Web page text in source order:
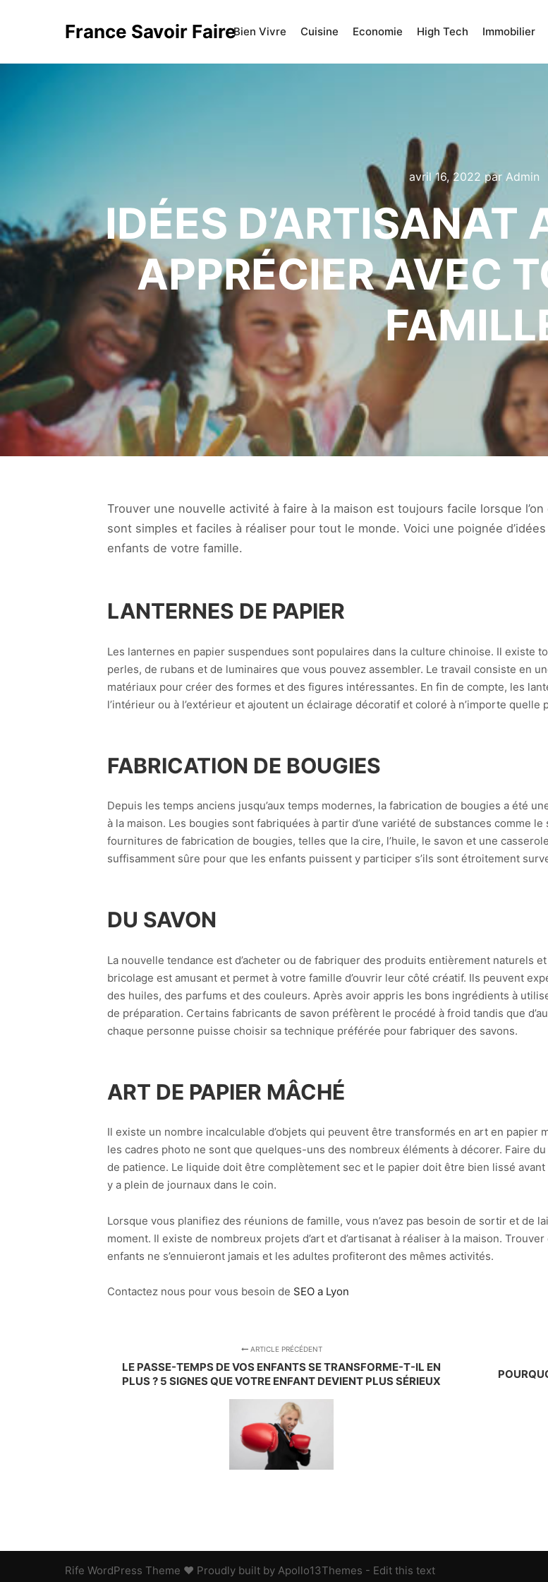
France Savoir FaireBien Vivre Cuisine Economie High Tech Immobilier
avril 16, 2022 par Admin
IDÉES D’ARTISANAT
APPRÉCIER AVEC
Trouver une nouvelle activité à faire à la maison est toujours facile lorsque
sont simples et faciles à réaliser pour tout le monde. Voici une poignée
enfants de votre famille.
LANTERNES DE PAPIER
Les lanternes en papier suspendues sont populaires dans la culture chinoise. Il existe
perles, de rubans et de luminaires que vous pouvez assembler. Le travail consiste en
matériaux pour créer des formes et des figures intéressantes. En fin de compte, les
l’intérieur ou à l’extérieur et ajoutent un éclairage décoratif et coloré à n’importe quelle
FABRICATION DE BOUGIES
Depuis les temps anciens jusqu’aux temps modernes, la fabrication de bougies a été
à la maison. Les bougies sont fabriquées à partir d’une variété de substances comme
fournitures de fabrication de bougies, telles que la cire, l’huile, le savon et une
suffisamment sûre pour que les enfants puissent y participer s’ils sont étroitement
DU SAVON
La nouvelle tendance est d’acheter ou de fabriquer des produits entièrement naturels
bricolage est amusant et permet à votre famille d’ouvrir leur côté créatif. Ils peuvent
des huiles, des parfums et des couleurs. Après avoir appris les bons ingrédients à
de préparation. Certains fabricants de savon préfèrent le procédé à froid tandis que
chaque personne puisse choisir sa technique préférée pour fabriquer des savons.
ART DE PAPIER MÂCHÉ
Il existe un nombre incalculable d’objets qui peuvent être transformés en art en papier
les cadres photo ne sont que quelques-uns des nombreux éléments à décorer. Faire
de patience. Le liquide doit être complètement sec et le papier doit être bien lissé
y a plein de journaux dans le coin.
Lorsque vous planifiez des réunions de famille, vous n’avez pas besoin de sortir et de
moment. Il existe de nombreux projets d’art et d’artisanat à réaliser à la maison.
enfants ne s’ennuieront jamais et les adultes profiteront des mêmes activités.
Contactez nous pour vous besoin de SEO a Lyon
ARTICLE PRÉCÉDENT
LE PASSE-TEMPS DE VOS ENFANTS SE TRANSFORME-T-IL EN
PLUS ? 5 SIGNES QUE VOTRE ENFANT DEVIENT PLUS SÉRIEUX
Rife WordPress Theme ♥ Proudly built by Apollo13Themes - Edit this text